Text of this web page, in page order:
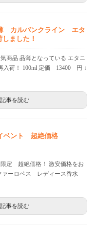
カルバンクライン エタ
ました！
商品 品薄となっている エタニ
入荷！ 100ml 定価 13400 円 ↓
記事を読む
ベント 超絶価格
定 超絶価格！ 激安価格をお
ァーロペス レディース香水
記事を読む